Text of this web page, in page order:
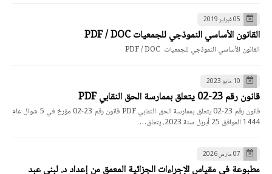
05 فبراير 2019
القانون الأساسي النموذجي للجمعيات PDF / DOC
القانون الأساسي النموذجي للجمعيات PDF / DOC
10 مايو 2023
قانون رقم 23-02 يتعلق بممارسة الحق النقابي PDF
قانون رقم 23-02 يتعلق بممارسة الحق النقابي PDF قانون رقم 23-02 مؤرخ في 5 شوال عام
1444 الموافق 25 أبريل سنة 2023، يتعلق…
07 مارس 2026
مطبوعة في مقياس الإجراءات الجزائية المعمق من إعداد د. لبنى عبد